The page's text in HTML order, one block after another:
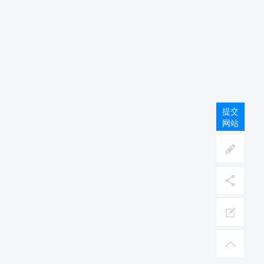
提交
网站